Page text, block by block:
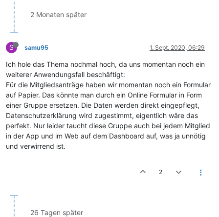
2 Monaten später
S samu95 1. Sept. 2020, 06:29
Ich hole das Thema nochmal hoch, da uns momentan noch ein
weiterer Anwendungsfall beschäftigt:
Für die Mitgliedsanträge haben wir momentan noch ein Formular
auf Papier. Das könnte man durch ein Online Formular in Form
einer Gruppe ersetzen. Die Daten werden direkt eingepflegt,
Datenschutzerklärung wird zugestimmt, eigentlich wäre das
perfekt. Nur leider taucht diese Gruppe auch bei jedem Mitglied
in der App und im Web auf dem Dashboard auf, was ja unnötig
und verwirrend ist.
2
26 Tagen später